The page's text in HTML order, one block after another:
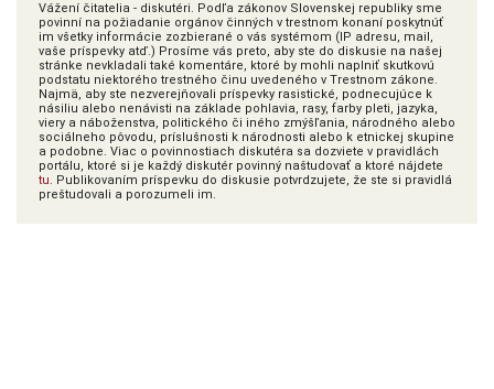
Vážení čitatelia - diskutéri. Podľa zákonov Slovenskej republiky sme
povinní na požiadanie orgánov činných v trestnom konaní poskytnúť
im všetky informácie zozbierané o vás systémom (IP adresu, mail,
vaše príspevky atď.) Prosíme vás preto, aby ste do diskusie na našej
stránke nevkladali také komentáre, ktoré by mohli naplniť skutkovú
podstatu niektorého trestného činu uvedeného v Trestnom zákone.
Najmä, aby ste nezverejňovali príspevky rasistické, podnecujúce k
násiliu alebo nenávisti na základe pohlavia, rasy, farby pleti, jazyka,
viery a náboženstva, politického či iného zmýšľania, národného alebo
sociálneho pôvodu, príslušnosti k národnosti alebo k etnickej skupine
a podobne. Viac o povinnostiach diskutéra sa dozviete v pravidlách
portálu, ktoré si je každý diskutér povinný naštudovať a ktoré nájdete
tu. Publikovaním príspevku do diskusie potvrdzujete, že ste si pravidlá
preštudovali a porozumeli im.